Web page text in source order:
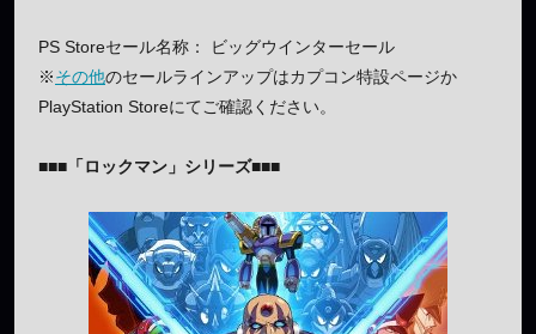
PS Storeセール名称： ビッグウインターセール
※その他のセールラインアップはカプコン特設ページか
PlayStation Storeにてご確認ください。
■■■「ロックマン」シリーズ■■■